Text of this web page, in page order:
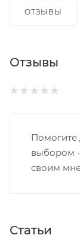
ОТЗЫВЫ
Отзывы
Помогите
выбором -
своим
Статьи